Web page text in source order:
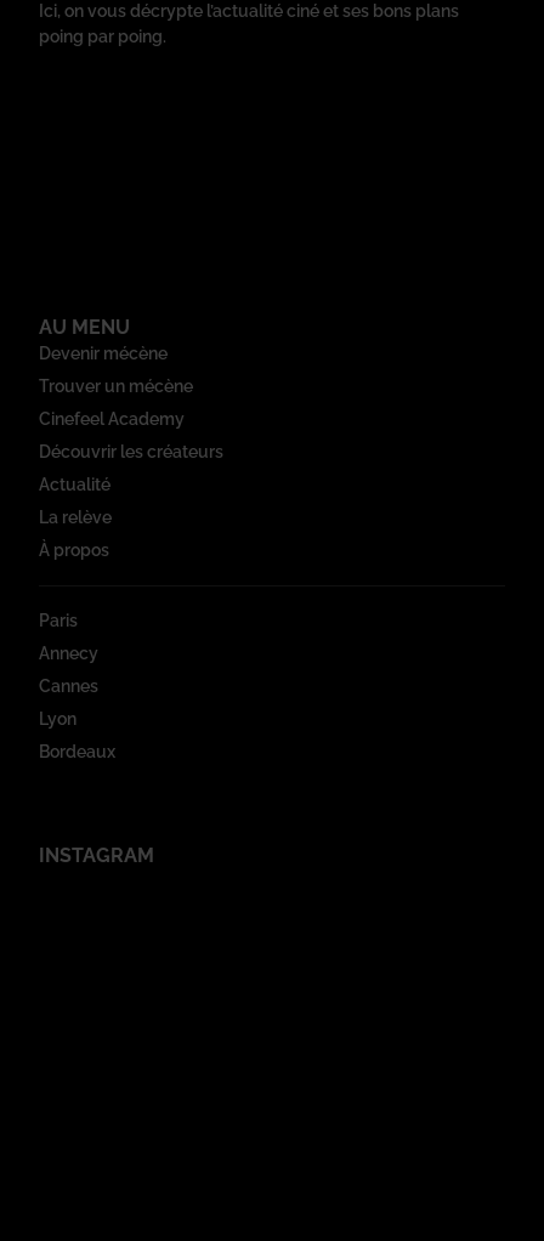
Ici, on vous décrypte l’actualité ciné et ses bons plans
poing par poing.
AU MENU
Devenir mécène
Trouver un mécène
Cinefeel Academy
Découvrir les créateurs
Actualité
La relève
À propos
Paris
Annecy
Cannes
Lyon
Bordeaux
INSTAGRAM